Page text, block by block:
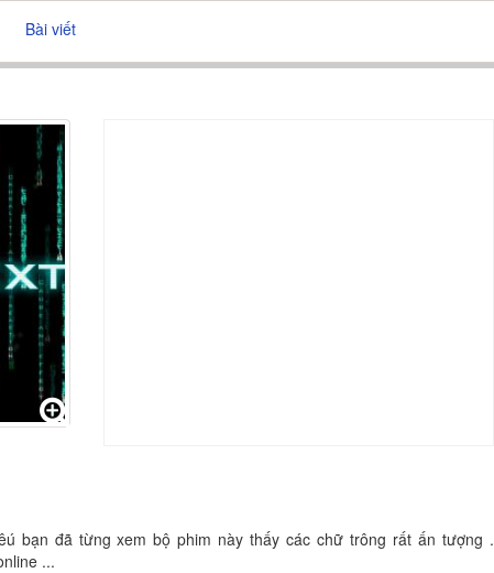
Bài viết
bạn đã từng xem bộ phim này thấy các chữ trông rất ấn tượng .
...